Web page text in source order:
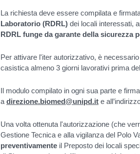
La richiesta deve essere compilata e
Laboratorio (RDRL) dei locali interessati,
RDRL funge da garante della sicurezza
Per attivare l'iter autorizzativo, è
casistica almeno 3 giorni lavorativi prima
Il modulo compilato in ogni sua parte e
a direzione.biomed@unipd.it e
Una volta ottenuta l'autorizzazione (che
Gestione Tecnica e alla vigilanza del Polo
preventivamente il Preposto dei locali